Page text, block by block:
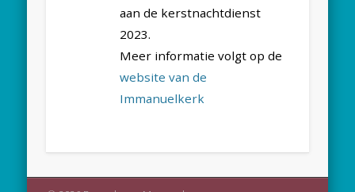
aan de kerstnachtdienst
2023.
Meer informatie volgt op de
website van de
Immanuelkerk